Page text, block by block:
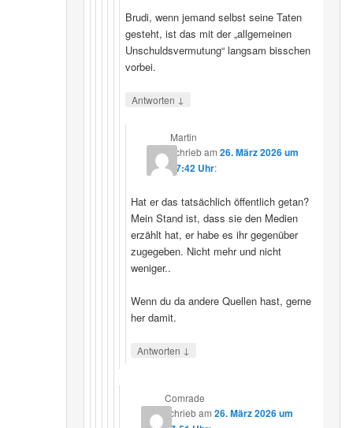
Brudi, wenn jemand selbst seine Taten
gesteht, ist das mit der „allgemeinen
Unschuldsvermutung“ langsam bisschen
vorbei.
Antworten ↓
Martin
schriebam26. März 2026 um
07:42 Uhr:
Hat er das tatsächlich öffentlich getan?
Mein Stand ist, dass sie den Medien
erzählt hat, er habe es ihr gegenüber
zugegeben. Nicht mehr und nicht
weniger..
Wenn du da andere Quellen hast, gerne
her damit.
Antworten ↓
Comrade
schriebam 26. März 2026 um